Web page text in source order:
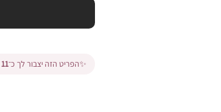
✨הפריט הזה יצבור לך כ־11